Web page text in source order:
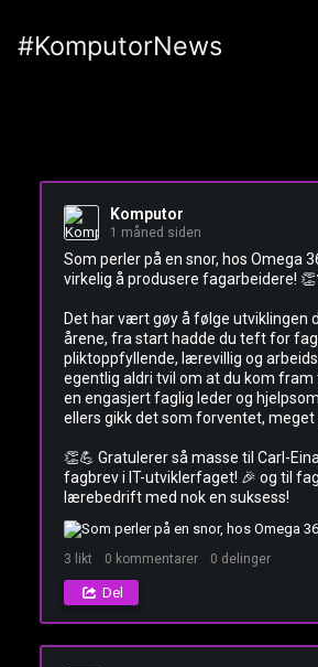
#KomputorNews
Komputor
1 måned siden
Som perler på en snor, hos Omega
virkelig å produsere fagarbeidere!
Det har vært gøy å følge utviklingen
årene, fra start hadde du teft for
pliktoppfyllende, lærevillig og
egentlig aldri tvil om at du kom fram
en engasjert faglig leder og
ellers gikk det som forventet, meget
👏💪 Gratulerer så masse til Carl-
fagbrev i IT-utviklerfaget! 🎉 og til
lærebedrift med nok en suksess!
3 likt 0 kommentarer 0 delinger
Del